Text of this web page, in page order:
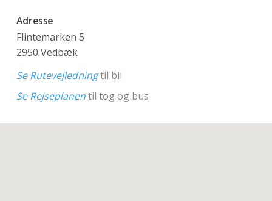
Adresse
Flintemarken 5
2950 Vedbæk
Se Rutevejledningtil bil
Se Rejseplanentil tog og bus